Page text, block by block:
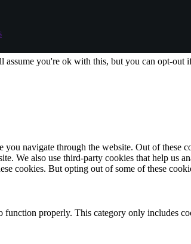
assume you're ok with this, but you can opt-out
navigate through the website. Out of these
We also use third-party cookies that help us
cookies. But opting out of some of these
function properly. This category only includes